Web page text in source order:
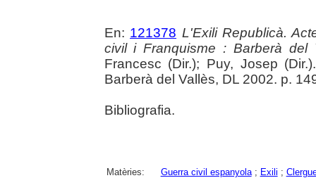
En: 121378 L'Exili Republicà.
civil i Franquisme : Barberà del
Francesc (Dir.); Puy, Josep
Barberà del Vallès, DL 2002. p.
Bibliografia.
Matèries: Guerra civil espanyola; Exili ;